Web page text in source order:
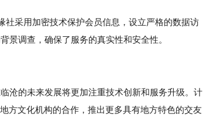
采用加密技术保护会员信息，设立严格的数据访
景调查，确保了服务的真实性和安全性。
沧的未来发展将更加注重技术创新和服务升级。计
方文化机构的合作，推出更多具有地方特色的交友